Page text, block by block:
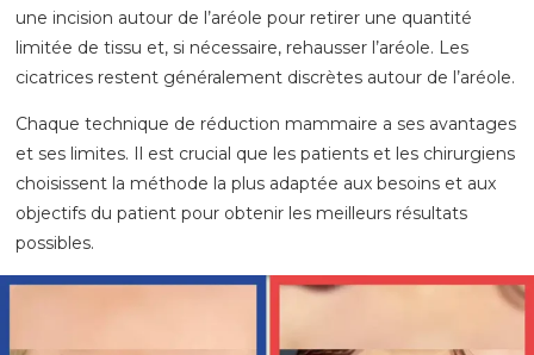
une incision autour de l’aréole pour retirer une quantité
limitée de tissu et, si nécessaire, rehausser l’aréole. Les
cicatrices restent généralement discrètes autour de l’aréole.
Chaque technique de réduction mammaire a ses avantages
et ses limites. Il est crucial que les patients et les chirurgiens
choisissent la méthode la plus adaptée aux besoins et aux
objectifs du patient pour obtenir les meilleurs résultats
possibles.